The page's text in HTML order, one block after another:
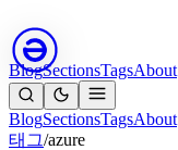
BlogSectionsTagsAbout
BlogSectionsTagsAbout
태그/azure